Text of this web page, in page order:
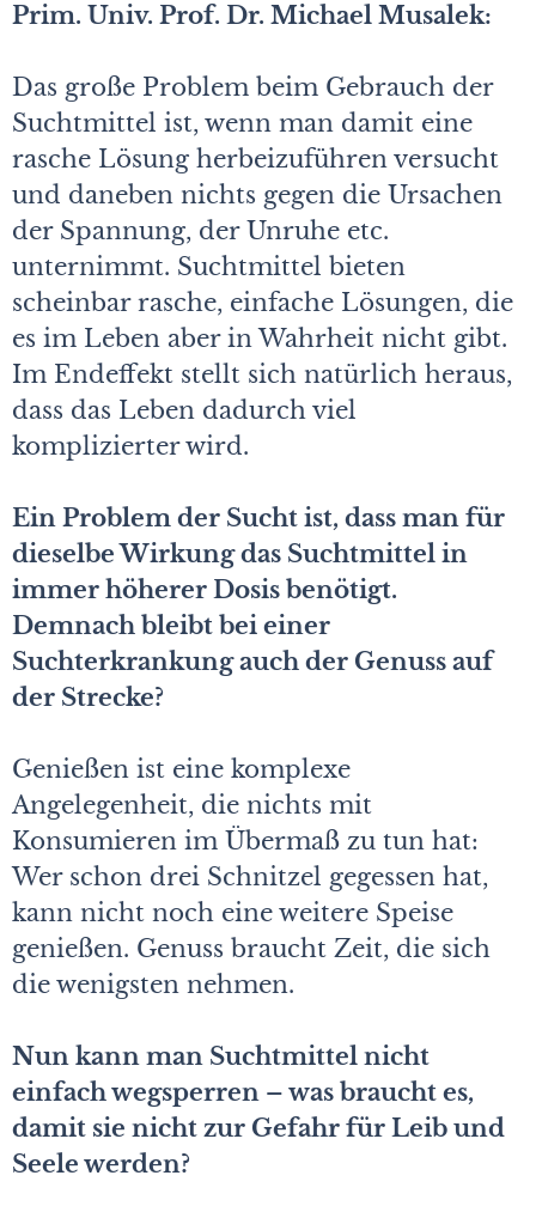
Prim. Univ. Prof. Dr. Michael Musalek:
Das große Problem beim Gebrauch der
Suchtmittel ist, wenn man damit eine
rasche Lösung herbeizuführen versucht
und daneben nichts gegen die Ursachen
der Spannung, der Unruhe etc.
unternimmt. Suchtmittel bieten
scheinbar rasche, einfache Lösungen, die
es im Leben aber in Wahrheit nicht gibt.
Im Endeffekt stellt sich natürlich heraus,
dass das Leben dadurch viel
komplizierter wird.
Ein Problem der Sucht ist, dass man für
dieselbe Wirkung das Suchtmittel in
immer höherer Dosis benötigt.
Demnach bleibt bei einer
Suchterkrankung auch der Genuss auf
der Strecke?
Genießen ist eine komplexe
Angelegenheit, die nichts mit
Konsumieren im Übermaß zu tun hat:
Wer schon drei Schnitzel gegessen hat,
kann nicht noch eine weitere Speise
genießen. Genuss braucht Zeit, die sich
die wenigsten nehmen.
Nun kann man Suchtmittel nicht
einfach wegsperren – was braucht es,
damit sie nicht zur Gefahr für Leib und
Seele werden?